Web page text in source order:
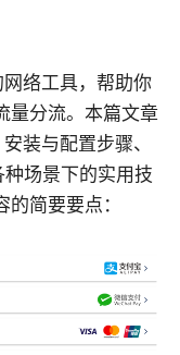
络工具，帮助你
量分流。本篇文章
装与配置步骤、
场景下的实用技
简要要点：